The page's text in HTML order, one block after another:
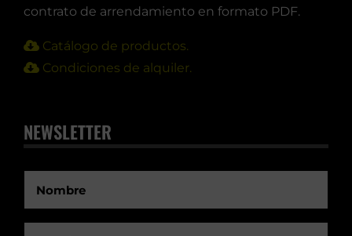
contrato de arrendamiento en formato PDF.
Catálogo de productos.
Condiciones de alquiler.
NEWSLETTER